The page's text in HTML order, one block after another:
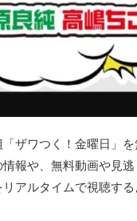
ザワつく！金曜日」
報や、無料動画や見
アルタイムで視聴する